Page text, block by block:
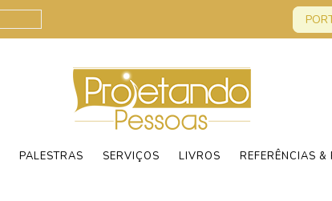
PALESTRAS SERVIÇOS LIVROS REFERÊNCIAS &